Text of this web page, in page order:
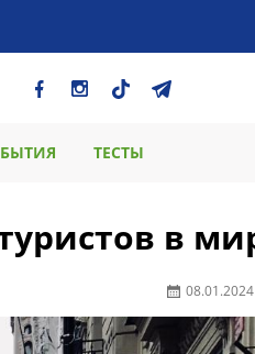
ТЕСТЫ
в
08.01.2024